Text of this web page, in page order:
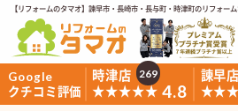
【リフォームのタマオ】諫早市・長崎市・長与町・時津町のリフォー
Google
クチコミ評価
時津店
★★★★★ 4.8
269
諫早店